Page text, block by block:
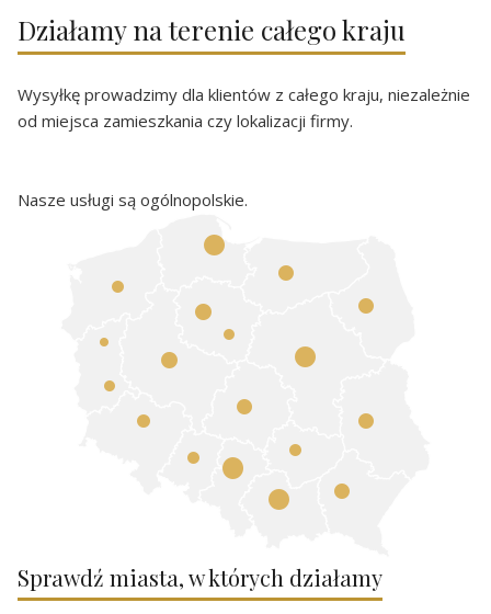
Działamy na terenie całego kraju
Wysyłkę prowadzimy dla klientów z całego kraju, niezależnie
od miejsca zamieszkania czy lokalizacji firmy.
Nasze usługi są ogólnopolskie.
Sprawdź miasta, w których działamy